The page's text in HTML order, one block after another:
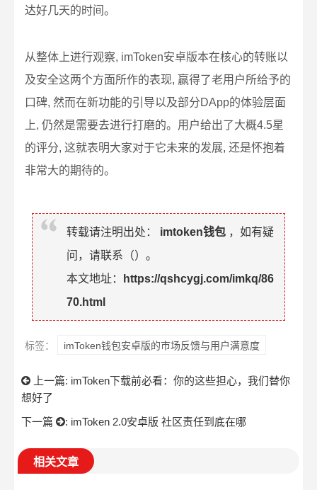
达好几天的时间。
从整体上进行观察, imToken安卓版本在核心的转账以
及安全这两个方面所作的表现, 赢得了老用户所给予的
口碑, 然而在新功能的引导以及部分DApp的体验层面
上, 仍然是需要去进行打磨的。用户给出了大概4.5星
的评分, 这就表明大家对于它未来的发展, 还是怀抱着
非常大的期待的。
转载请注明出处： imtoken钱包 ，如有疑
问，请联系（）。
本文地址：
https://qshcygj.com/imkq/86
70.html
标签： imToken钱包安卓版的市场反馈与用户满意度
上一篇: imToken下载前必看：你的这些担心，我们替你
想好了
下一篇
: imToken 2.0安卓版 社区责任到底在哪
相关文章